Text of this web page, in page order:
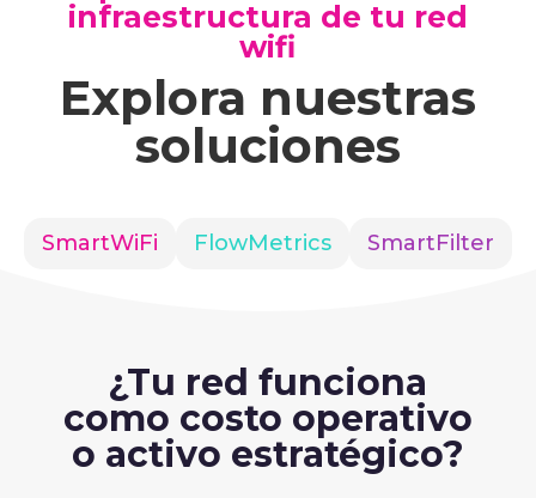
infraestructura de tu red
wifi
Explora nuestras
soluciones
SmartWiFi FlowMetrics SmartFilter
¿Tu red funciona
como costo operativo
o activo estratégico?